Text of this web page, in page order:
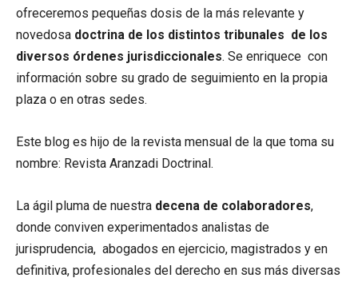
ofreceremos pequeñas dosis de la más relevante y
novedosa doctrina de los distintos tribunales de los
diversos órdenes jurisdiccionales. Se enriquece con
información sobre su grado de seguimiento en la propia
plaza o en otras sedes.
Este blog es hijo de la revista mensual de la que toma su
nombre: Revista Aranzadi Doctrinal.
La ágil pluma de nuestra decena de colaboradores,
donde conviven experimentados analistas de
jurisprudencia, abogados en ejercicio, magistrados y en
definitiva, profesionales del derecho en sus más diversas